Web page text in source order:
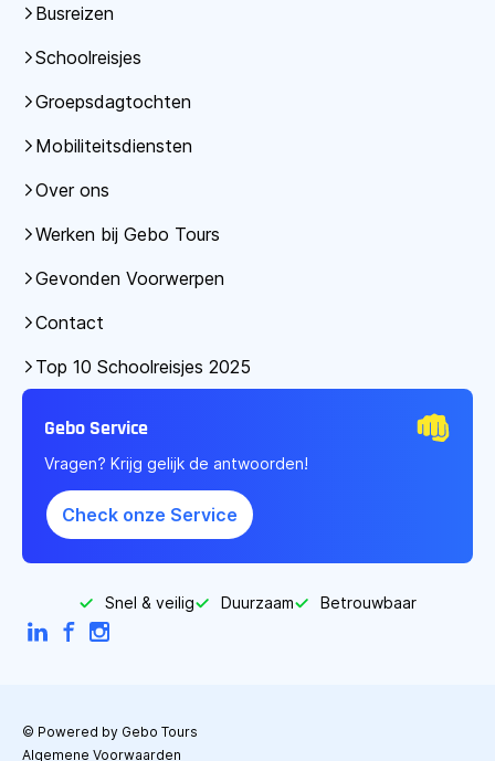
Busreizen
Schoolreisjes
Groepsdagtochten
Mobiliteitsdiensten
Over ons
Werken bij Gebo Tours
Gevonden Voorwerpen
Contact
Top 10 Schoolreisjes 2025
LinkedInFacebook
Instagram
Gebo Service
Vragen? Krijg gelijk de antwoorden!
Check onze Service
Snel & veilig Duurzaam Betrouwbaar
© Powered by Gebo Tours
Algemene Voorwaarden